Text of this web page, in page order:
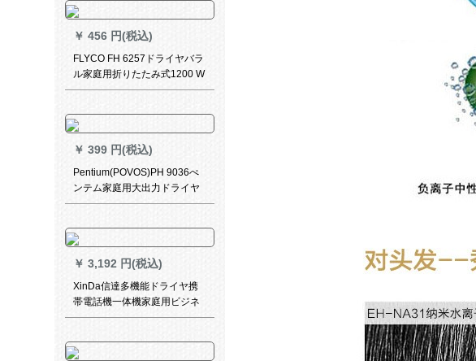
ト】
￥ 456 円(税込)
FLYCO FH 6257ドライヤバラ
ル家庭用折りたたみ式1200 W
サーモスタット標準配合
￥ 399 円(税込)
Pentium(POVOS)PH 9036ぺ
ンテム家庭用大出力ドライヤ
サービスӢアサロ理髪店電風
￥ 3,192 円(税込)
XinDa信達多機能ドライヤ携
帯電話機一体機家庭用ビジネ
スコ浴室壁掛ドライヤーMGQ-